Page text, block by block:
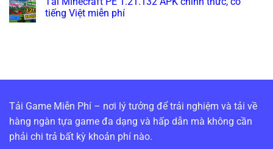
tiếng Việt miễn phí
Tải Game Miễn Phí – nơi lý tưởng để trải nghiệm và tải về
hàng ngàn tựa game đa dạng và hấp dẫn mà không cần
phải chi trả bất kỳ khoản phí nào.